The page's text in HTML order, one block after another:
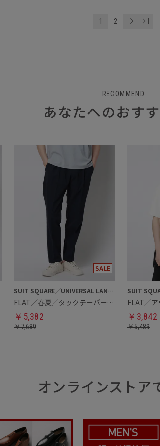
1 2
RECOMMEND
あなたへのおす
SUIT SQUARE／UNIVERSAL LANGUAGE
FLAT／春夏／タックテーパードパンツ
￥ 5,382
￥7,689
FLAT／
￥ 3,842
￥5,489
オンラインストア